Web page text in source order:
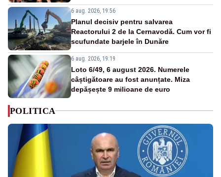
6 aug. 2026, 19:56
Planul decisiv pentru salvarea
Reactorului 2 de la Cernavodă. Cum vor fi
scufundate barjele în Dunăre
6 aug. 2026, 19:19
Loto 6/49, 6 august 2026. Numerele
câștigătoare au fost anunțate. Miza
depășește 9 milioane de euro
POLITICA